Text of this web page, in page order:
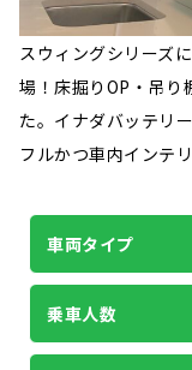
スウィングシリーズ
場！床掘りOP・吊り
た。イナダバッテリ
フルかつ車内インテ
車両タイプ
乗車人数